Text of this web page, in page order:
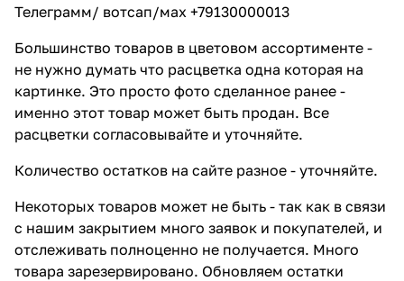
Телеграмм/ вотсап/мах +79130000013
Большинство товаров в цветовом ассортименте -
не нужно думать что расцветка одна которая на
картинке. Это просто фото сделанное ранее -
именно этот товар может быть продан. Все
расцветки согласовывайте и уточняйте.
Количество остатков на сайте разное - уточняйте.
Некоторых товаров может не быть - так как в связи
с нашим закрытием много заявок и покупателей, и
отслеживать полноценно не получается. Много
товара зарезервировано. Обновляем остатки